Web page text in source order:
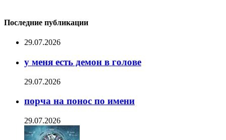
Последние публикации
29.07.2026
у меня есть демон в голове
29.07.2026
порча на понос по имени
29.07.2026